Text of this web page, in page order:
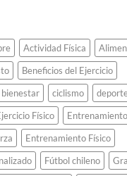
siempre.
conocidas.
todas
las
medallas
olímpicas
Tokio
2020
usando
teléfonos
celulares
viejos.
Actividad Física
Beneficios del Ejercicio
bienestar ciclismo
Físico
Entrenamiento Físico
Fútbol chileno